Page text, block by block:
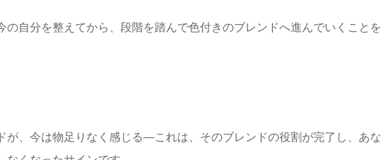
の自分を整えてから、段階を踏んで色付きのブレンドへ進んでいくことを
が、今は物足りなく感じる―これは、そのブレンドの役割が完了し、あな